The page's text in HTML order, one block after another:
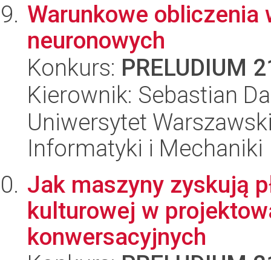
Warunkowe obliczenia
neuronowych
Konkurs: PRELUDIUM
Kierownik: Sebastian
Uniwersytet
Informatyki i Mechaniki
Jak maszyny zyskują
kulturowej w
konwersacyjnych